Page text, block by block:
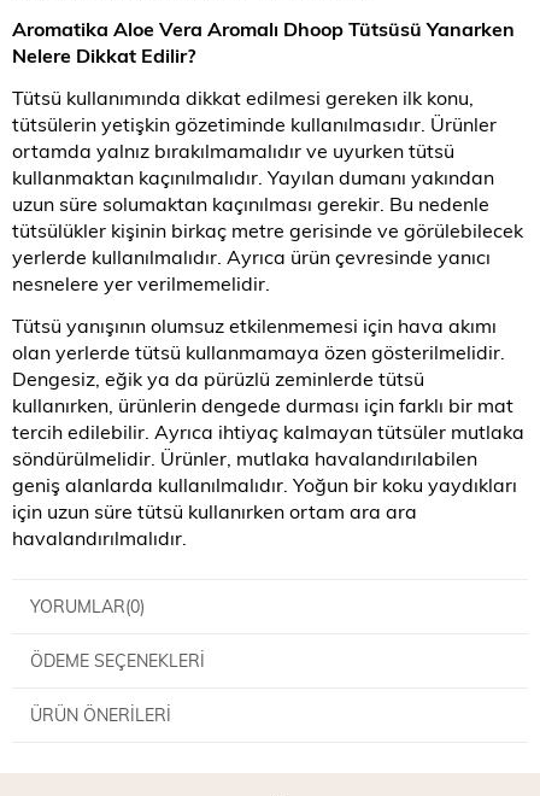
Aromatika Aloe Vera Aromalı Dhoop Tütsüsü Yanarken
Nelere Dikkat Edilir?
Tütsü kullanımında dikkat edilmesi gereken ilk konu,
tütsülerin yetişkin gözetiminde kullanılmasıdır. Ürünler
ortamda yalnız bırakılmamalıdır ve uyurken tütsü
kullanmaktan kaçınılmalıdır. Yayılan dumanı yakından
uzun süre solumaktan kaçınılması gerekir. Bu nedenle
tütsülükler kişinin birkaç metre gerisinde ve görülebilecek
yerlerde kullanılmalıdır. Ayrıca ürün çevresinde yanıcı
nesnelere yer verilmemelidir.
Tütsü yanışının olumsuz etkilenmemesi için hava akımı
olan yerlerde tütsü kullanmamaya özen gösterilmelidir.
Dengesiz, eğik ya da pürüzlü zeminlerde tütsü
kullanırken, ürünlerin dengede durması için farklı bir mat
tercih edilebilir. Ayrıca ihtiyaç kalmayan tütsüler mutlaka
söndürülmelidir. Ürünler, mutlaka havalandırılabilen
geniş alanlarda kullanılmalıdır. Yoğun bir koku yaydıkları
için uzun süre tütsü kullanırken ortam ara ara
havalandırılmalıdır.
YORUMLAR(0)
ÖDEME SEÇENEKLERI
ÜRÜN ÖNERILERI